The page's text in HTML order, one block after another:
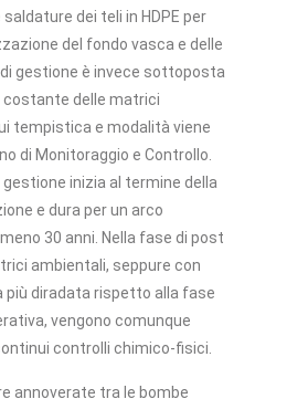
dei teli in HDPE per
del fondo vasca e delle
gestione è invece sottoposta
costante delle matrici
tempistica e modalità viene
di Monitoraggio e Controllo.
gestione inizia al termine della
e dura per un arco
30 anni. Nella fase di post
ambientali, seppure con
diradata rispetto alla fase
vengono comunque
controlli chimico-fisici.
annoverate tra le bombe